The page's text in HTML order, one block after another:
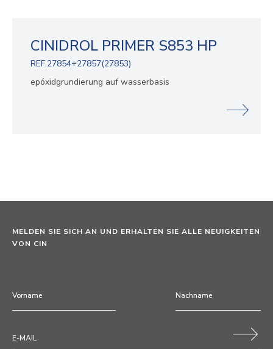
CINIDROL PRIMER S853 HP
REF.27854+27857(27853)
epóxidgrundierung auf wasserbasis
MELDEN SIE SICH AN UND ERHALTEN SIE ALLE NEUIGKEITEN
VON CIN